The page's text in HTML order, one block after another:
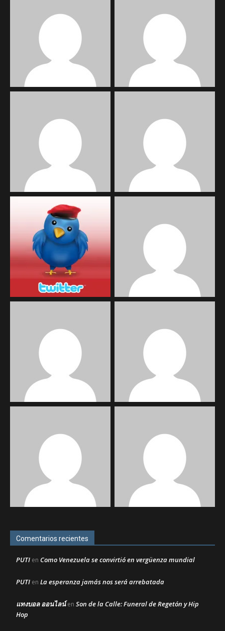
Comentarios recientes
PUTI en Como Venezuela se convirtió en vergüenza mundial
PUTI en La esperanza jamás nos será arrebatada
แทงบอล ออนไลน์en Son de la Calle: Funeral de Regetón y Hip
Hop